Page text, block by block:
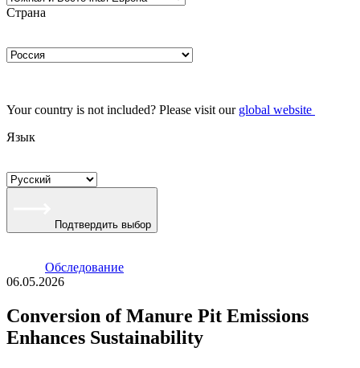
Страна
Your country is not included? Please visit our global website
Язык
Подтвердить выбор
Oбследование
06.05.2026
Conversion of Manure Pit Emissions
Enhances Sustainability